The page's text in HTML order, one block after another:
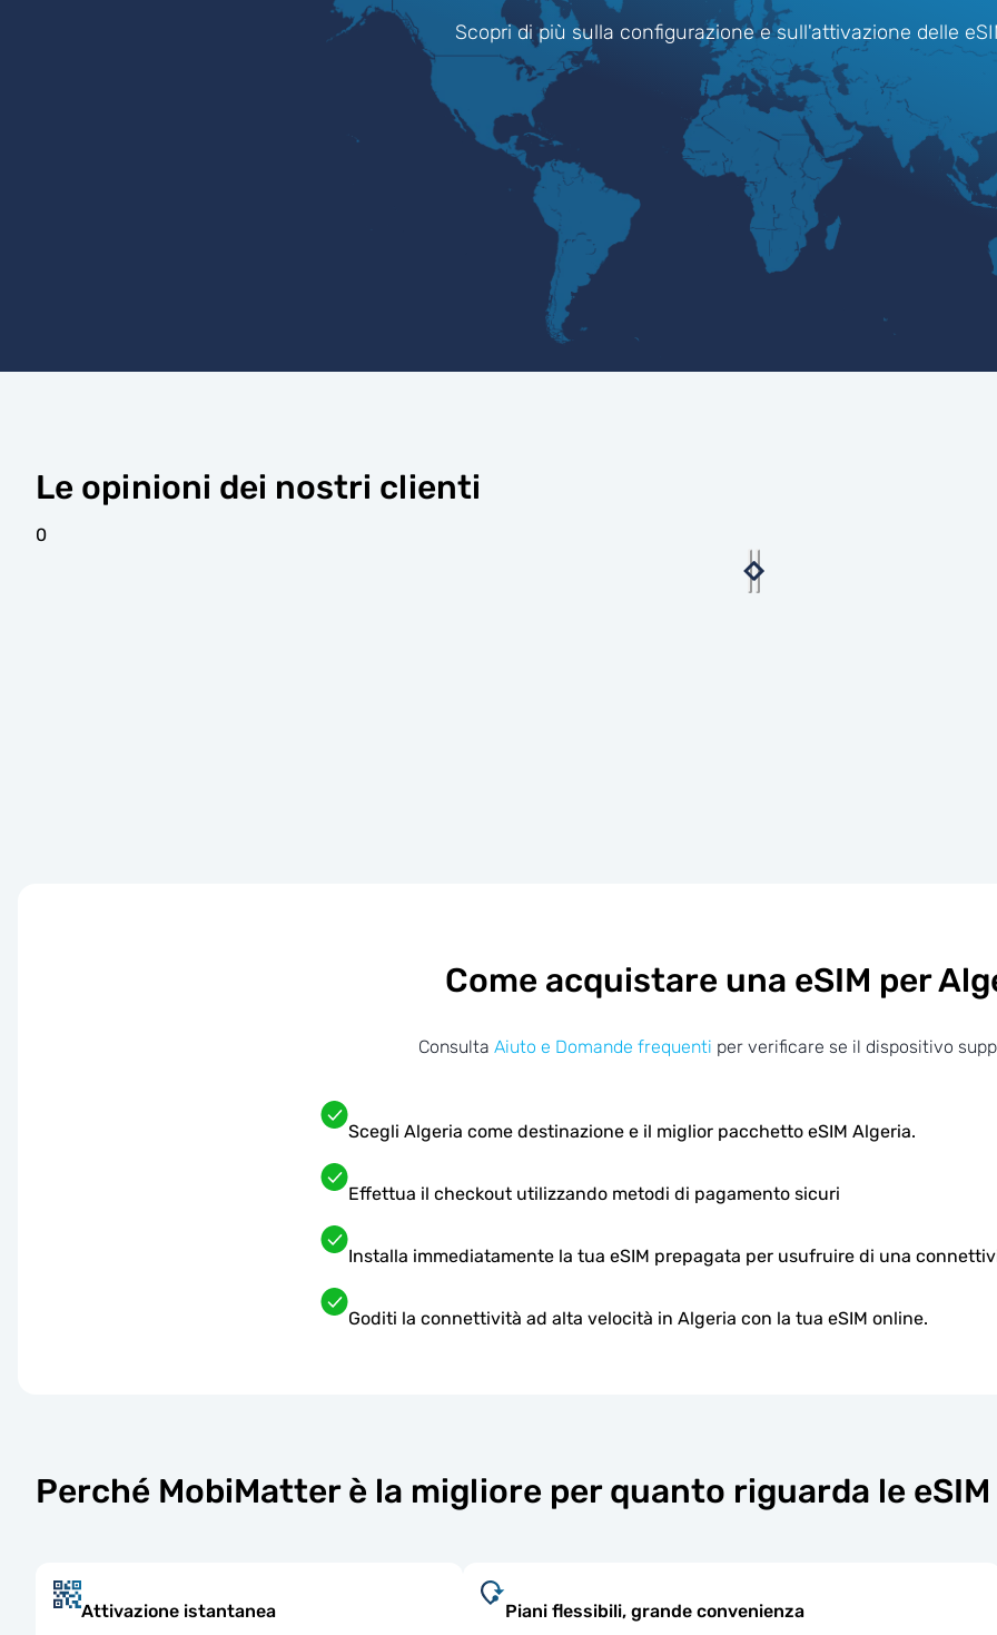
Scopri di più sulla configurazione e sull'attivazione delle
Le opinioni dei nostri clienti
0
Come acquistare una eSIM per
Consulta Aiuto e Domande frequenti per verificare se il dispositivo
Scegli Algeria come destinazione e il miglior pacchetto eSIM Algeria.
Effettua il checkout utilizzando metodi di pagamento sicuri
Installa immediatamente la tua eSIM prepagata per usufruire di una
Goditi la connettività ad alta velocità in Algeria con la tua eSIM online.
Perché MobiMatter è la migliore per quanto riguarda le
Attivazione istantanea Piani flessibili, grande convenienza